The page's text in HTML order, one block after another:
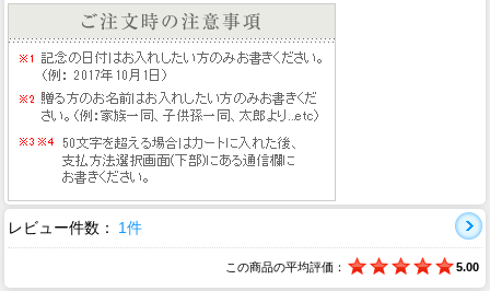
レビュー件数： 1件
この商品の平均評価： 5.00